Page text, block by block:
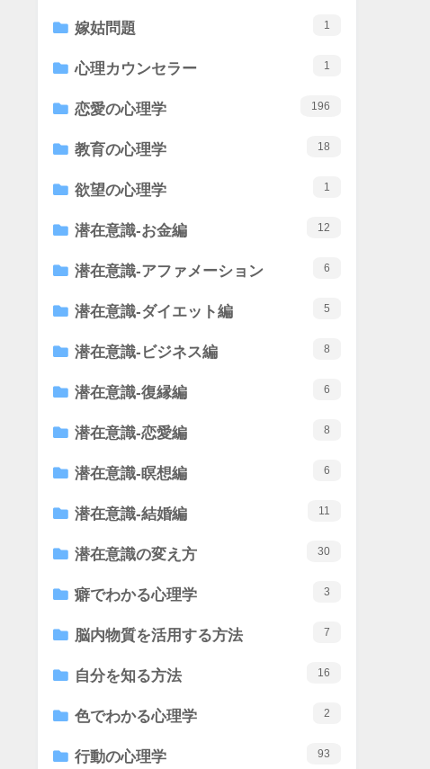
嫁姑問題 1
心理カウンセラー 1
恋愛の心理学 196
教育の心理学 18
欲望の心理学 1
潜在意識-お金編 12
潜在意識-アファメーション 6
潜在意識-ダイエット編 5
潜在意識-ビジネス編 8
潜在意識-復縁編 6
潜在意識-恋愛編 8
潜在意識-瞑想編 6
潜在意識-結婚編 11
潜在意識の変え方 30
癖でわかる心理学 3
脳内物質を活用する方法 7
自分を知る方法 16
色でわかる心理学 2
行動の心理学 93